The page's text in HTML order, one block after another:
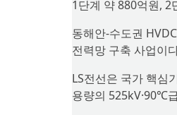
1단계 약 880억원, 2
동해안-수도권
전력망 구축 사업이
LS전선은 국가 핵심
용량의 525kV·90℃